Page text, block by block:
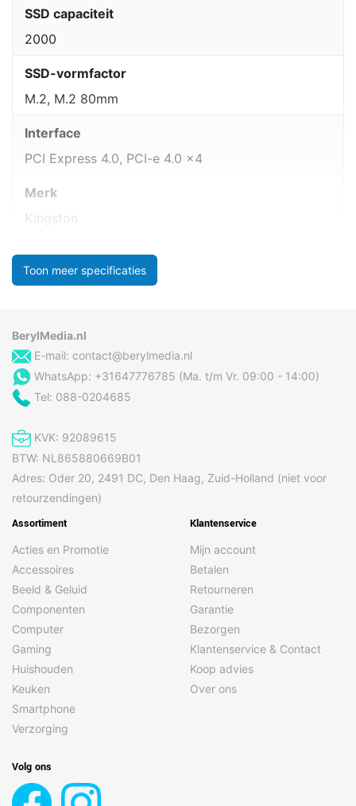
SSD capaciteit
2000
SSD-vormfactor
M.2, M.2 80mm
Interface
PCI Express 4.0, PCI-e 4.0 x4
Merk
Kingston
Toon meer specificaties
BerylMedia.nl
E-mail: contact@berylmedia.nl
WhatsApp: +31647776785 (Ma. t/m Vr. 09:00 - 14:00)
Tel: 088-0204685
KVK: 92089615
BTW: NL865880669B01
Adres: Oder 20, 2491 DC, Den Haag, Zuid-Holland (niet voor
retourzendingen)
Assortiment
Acties en Promotie
Accessoires
Beeld & Geluid
Componenten
Computer
Gaming
Huishouden
Keuken
Smartphone
Verzorging
Klantenservice
Mijn account
Betalen
Retourneren
Garantie
Bezorgen
Klantenservice & Contact
Koop advies
Over ons
Volg ons